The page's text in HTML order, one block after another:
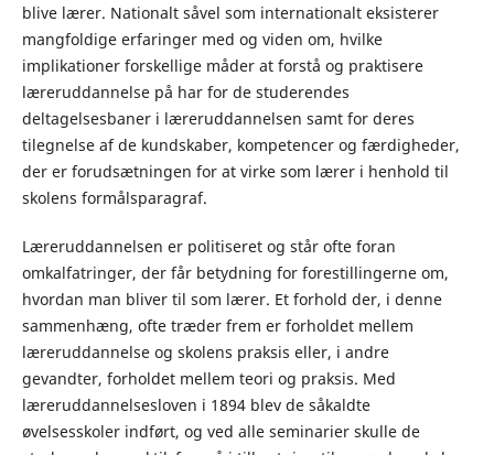
blive lærer. Nationalt såvel som internationalt eksisterer
mangfoldige erfaringer med og viden om, hvilke
implikationer forskellige måder at forstå og praktisere
læreruddannelse på har for de studerendes
deltagelsesbaner i læreruddannelsen samt for deres
tilegnelse af de kundskaber, kompetencer og færdigheder,
der er forudsætningen for at virke som lærer i henhold til
skolens formålsparagraf.
Læreruddannelsen er politiseret og står ofte foran
omkalfatringer, der får betydning for forestillingerne om,
hvordan man bliver til som lærer. Et forhold der, i denne
sammenhæng, ofte træder frem er forholdet mellem
læreruddannelse og skolens praksis eller, i andre
gevandter, forholdet mellem teori og praksis. Med
læreruddannelsesloven i 1894 blev de såkaldte
øvelsesskoler indført, og ved alle seminarier skulle de